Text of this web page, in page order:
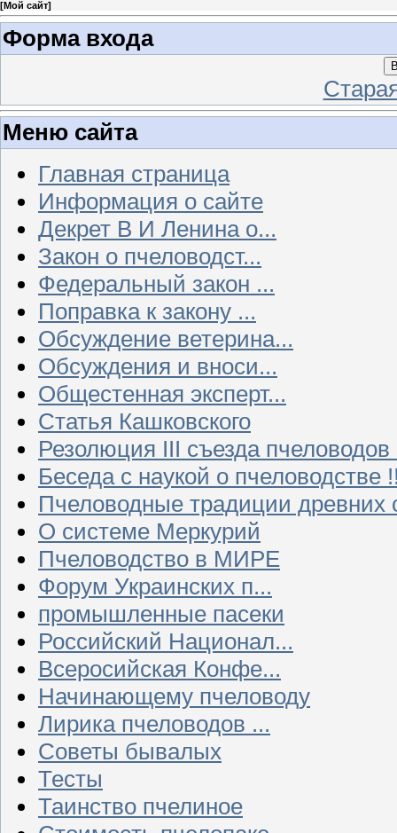
[Мой сайт]
Форма входа
Меню сайта
Главная страница
Информация о сайте
Декрет В И Ленина о...
Закон о пчеловодст...
Федеральный закон ...
Поправка к закону ...
Обсуждение ветерина...
Обсуждения и вноси...
Общестенная эксперт...
Статья Кашковского
Резолюция III съезда
Беседа с наукой о пчеловодстве
Пчеловодные традиции древних
О системе Меркурий
Пчеловодство в МИРЕ
Форум Украинских п...
промышленные пасеки
Российский Национал...
Всеросийская Конфе...
Начинающему пчеловоду
Лирика пчеловодов ...
Советы бывалых
Тесты
Таинство пчелиное